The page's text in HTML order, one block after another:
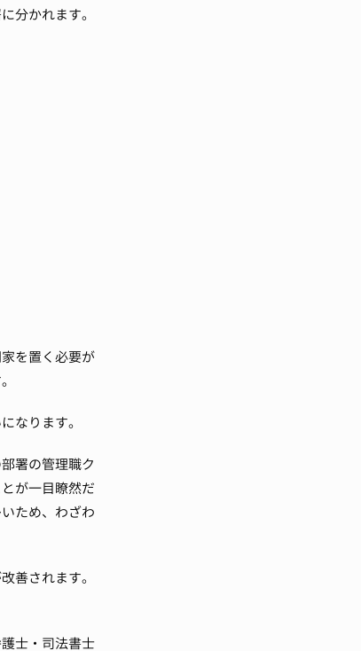
分かれます。
を置く必要が
なります。
署の管理職ク
が一目瞭然だ
ため、わざわ
善されます。
士・司法書士